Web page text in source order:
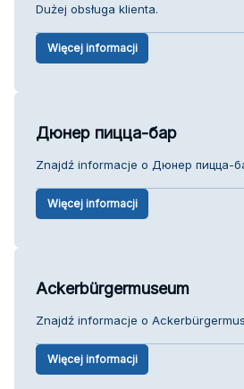
Dużej obsługa klienta.
Więcej informacji
Дюнер пицца-бар
Znajdź informacje o Дюнер пицца-
Więcej informacji
Ackerbürgermuseum
Znajdź informacje o
Więcej informacji